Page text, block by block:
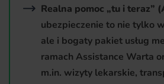
Realna pomoc „tu i teraz”
ubezpieczenie to nie tylko
ale i bogaty pakiet usług
ramach Assistance Warta
m.in. wizyty lekarskie,